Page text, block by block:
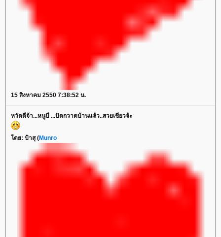
15 สิงหาคม 2550 7:38:52 น.
หวัดดีจ้า...หนูบี ...ปัดกวาดบ้านแล้ว..สวยเชียวจ้ะ
ดย: ป้าสุ (Munro